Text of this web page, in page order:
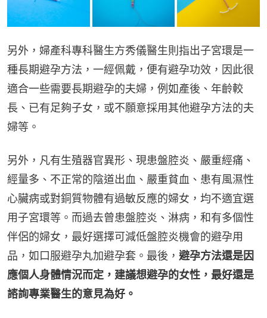
另外，婦產科專科醫生方秀儀醫生則指出子宮環是一
種長期避孕方法，一經佩戴，便有避孕功效，因此很
適合一些需要長期避孕的夫婦，例如產後、年齡較
長、已有足夠子女，或不願意採用其他避孕方法的夫
婦等。
另外，凡有生殖器官異形、現患盤腔炎、嚴重經痛、
經量多、不正常的陰道出血、嚴重貧血、患有風濕性
心臟病或對銅質物體有過敏反應的婦女，均不適宜選
用子宮環等。而過去曾患盤腔炎、淋病，和有多個性
伴侶的婦女，最好選擇可減低盤腔炎機會的避孕用
品，如口服避孕丸加避孕套。最後， 避孕方法還是因
應個人身體情況而定，建議想避孕的女性，最好還是
諮詢專業醫生的意見為好。